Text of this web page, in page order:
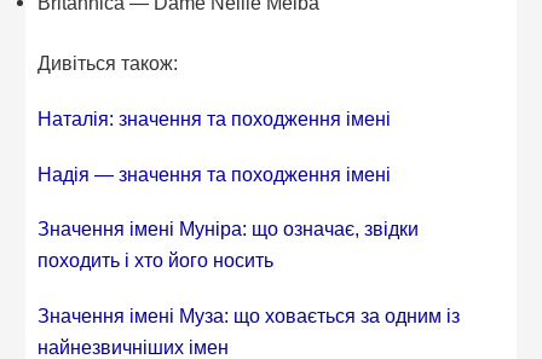
Дивіться також:
Наталія: значення та походження імені
Надія — значення та походження імені
Значення імені Муніра: що означає, звідки
походить і хто його носить
Значення імені Муза: що ховається за одним із
найнезвичніших імен